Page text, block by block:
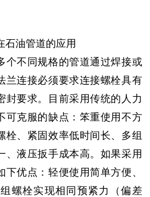
油管道的应用
不同规格的管道通过焊接或
兰连接必须要求连接螺栓具有
封要求。目前采用传统的人力
可克服的缺点：笨重使用不方
栓、紧固效率低时间长、多组
、液压扳手成本高。如果采用
优点：轻便使用简单方便、
螺栓实现相同预紧力（偏差